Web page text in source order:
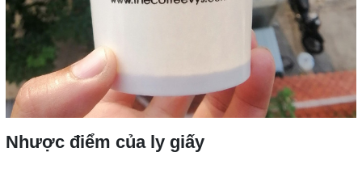
Nhược điểm của ly giấy